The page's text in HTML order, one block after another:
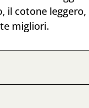
il cotone
migliori.